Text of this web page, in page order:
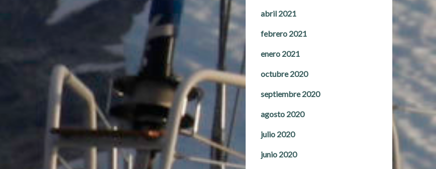
abril 2021
febrero 2021
enero 2021
octubre 2020
septiembre 2020
agosto 2020
julio 2020
junio 2020